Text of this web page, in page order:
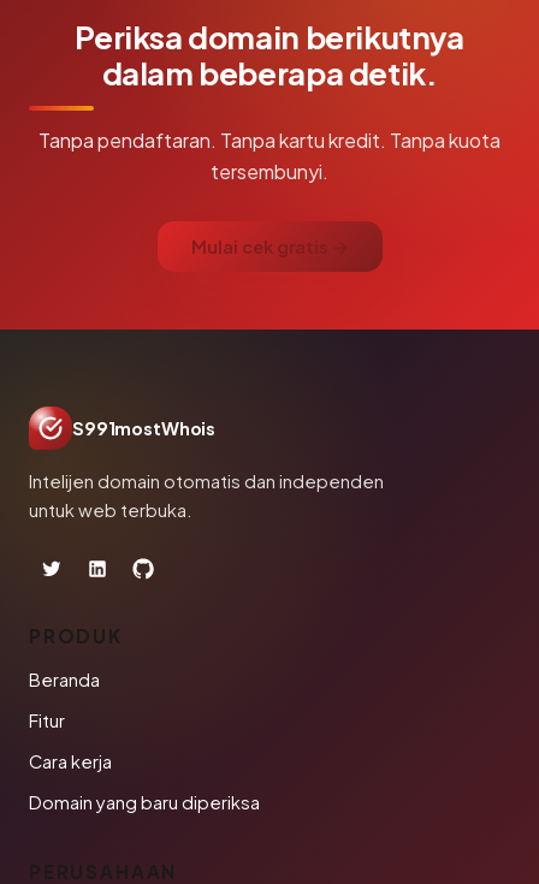
Periksa domain berikutnya
dalam beberapa detik.
Tanpa pendaftaran. Tanpa kartu kredit. Tanpa kuota
tersembunyi.
Mulai cek gratis →
S991mostWhois
Intelijen domain otomatis dan independen
untuk web terbuka.
PRODUK
Beranda
Fitur
Cara kerja
Domain yang baru diperiksa
PERUSAHAAN